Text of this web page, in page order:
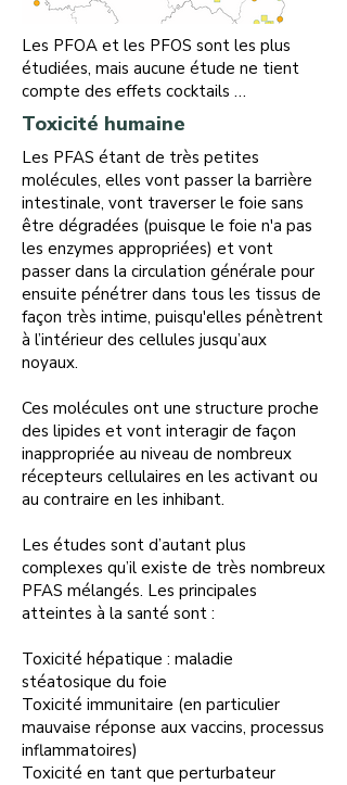
Les PFOA et les PFOS sont les plus
étudiées, mais aucune étude ne tient
compte des effets cocktails …
Toxicité humaine
Les PFAS étant de très petites
molécules, elles vont passer la barrière
intestinale, vont traverser le foie sans
être dégradées (puisque le foie n'a pas
les enzymes appropriées) et vont
passer dans la circulation générale pour
ensuite pénétrer dans tous les tissus de
façon très intime, puisqu'elles pénètrent
à l’intérieur des cellules jusqu’aux
noyaux.
Ces molécules ont une structure proche
des lipides et vont interagir de façon
inappropriée au niveau de nombreux
récepteurs cellulaires en les activant ou
au contraire en les inhibant.
Les études sont d’autant plus
complexes qu’il existe de très nombreux
PFAS mélangés. Les principales
atteintes à la santé sont :
Toxicité hépatique : maladie
stéatosique du foie
Toxicité immunitaire (en particulier
mauvaise réponse aux vaccins, processus
inflammatoires)
Toxicité en tant que perturbateur